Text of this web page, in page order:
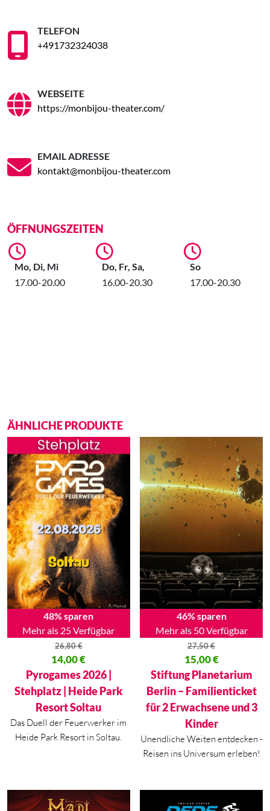
TELEFON
+491732324038
WEBSEITE
https://monbijou-theater.com/
EMAIL ADRESSE
kontakt@monbijou-theater.com
ÖFFNUNGSZEITEN
Mo, Di, Mi
17.00-20.00
Do, Fr, Sa,
16.00-20.30
So
17.00-20.30
ÄHNLICHE PRODUKTE
48% sparen
Mehr als 25 Verfügbar
26,80€
Ursprünglicher Preis war: 26,80 €
14,00€
Aktueller Preis ist: 14,00 €.
Pyrogames 2026 |
Stehplatz | Heide Park
Resort Soltau
Das Duell der Feuerwerker im
Heide Park Resort in Soltau.
46% sparen
Mehr als 50 Verfügbar
27,50€
Ursprünglicher Preis war:
15,00€
Aktueller Preis ist: 15,00 €.
Stiftung Planetarium
Berlin – Familienticket
für 2 Erwachsene und 3
Kinder
Unendliche Weiten entdecken -
Reisen ins Universum erleben!